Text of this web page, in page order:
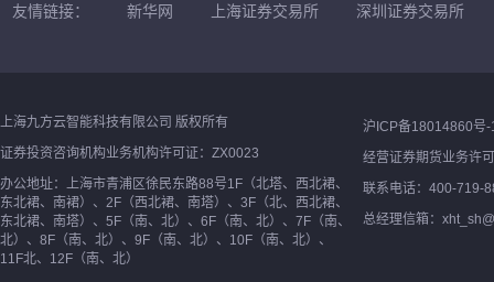
友情链接： 新华网 上海证券交易所 深圳证券交易所
上海九方云智能科技有限公司 版权所有
证券投资咨询机构业务机构许可证：ZX0023
办公地址：上海市青浦区徐民东路88号1F（北塔、西北裙、
东北裙、南裙）、2F（西北裙、南塔）、3F（北、西北裙、
东北裙、南塔）、5F（南、北）、6F（南、北）、7F（南、
北）、8F（南、北）、9F（南、北）、10F（南、北）、
11F北、12F（南、北）
沪ICP备18014860号-
经营证券期货业务许
联系电话：400-719-
总经理信箱：